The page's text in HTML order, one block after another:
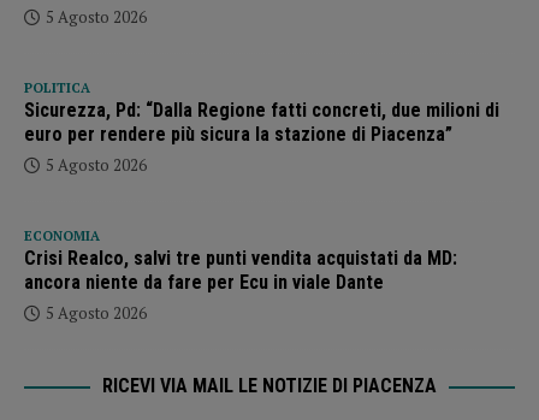
5 Agosto 2026
POLITICA
Sicurezza, Pd: “Dalla Regione fatti concreti, due milioni di
euro per rendere più sicura la stazione di Piacenza”
5 Agosto 2026
ECONOMIA
Crisi Realco, salvi tre punti vendita acquistati da MD:
ancora niente da fare per Ecu in viale Dante
5 Agosto 2026
RICEVI VIA MAIL LE NOTIZIE DI PIACENZA